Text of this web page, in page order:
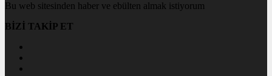
Bu web sitesinden haber ve ebülten almak istiyorum
BİZİ TAKİP ET